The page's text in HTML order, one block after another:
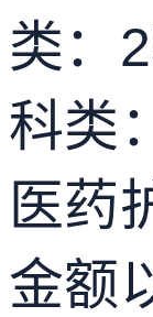
类：
科类
医药
金额